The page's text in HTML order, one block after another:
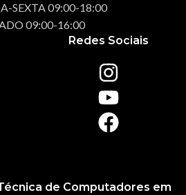
SEXTA 09:00-18:00
09:00-16:00
Redes Sociais
de Computadores em